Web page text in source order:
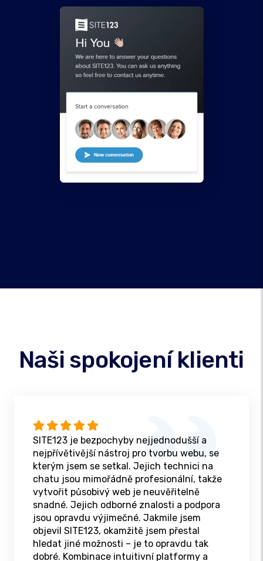
Naši spokojení klienti
SITE123 je bezpochyby nejjednodušší a
nejpřívětivější nástroj pro tvorbu webu, se
kterým jsem se setkal. Jejich technici na
chatu jsou mimořádně profesionální, takže
vytvořit působivý web je neuvěřitelně
snadné. Jejich odborné znalosti a podpora
jsou opravdu výjimečné. Jakmile jsem
objevil SITE123, okamžitě jsem přestal
hledat jiné možnosti – je to opravdu tak
dobré. Kombinace intuitivní platformy a